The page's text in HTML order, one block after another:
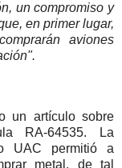
un compromiso y
en primer lugar,
aviones
un artículo sobre
RA-64535. La
UAC permitió a
metal, de tal